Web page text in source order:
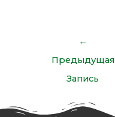
←
Предыдущая
Запись